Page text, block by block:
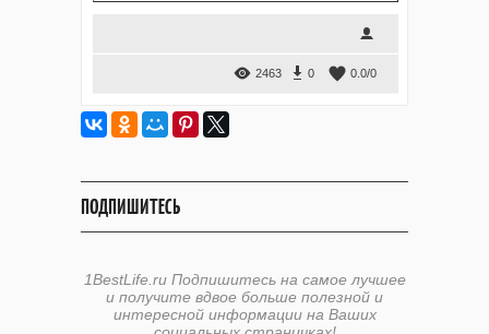
2463 0 0.0/0
ПОДПИШИТЕСЬ
1BestLife.ru Подпишитесь на самое лучшее
и получите вдвое больше полезной и
интересной информации на Ваших